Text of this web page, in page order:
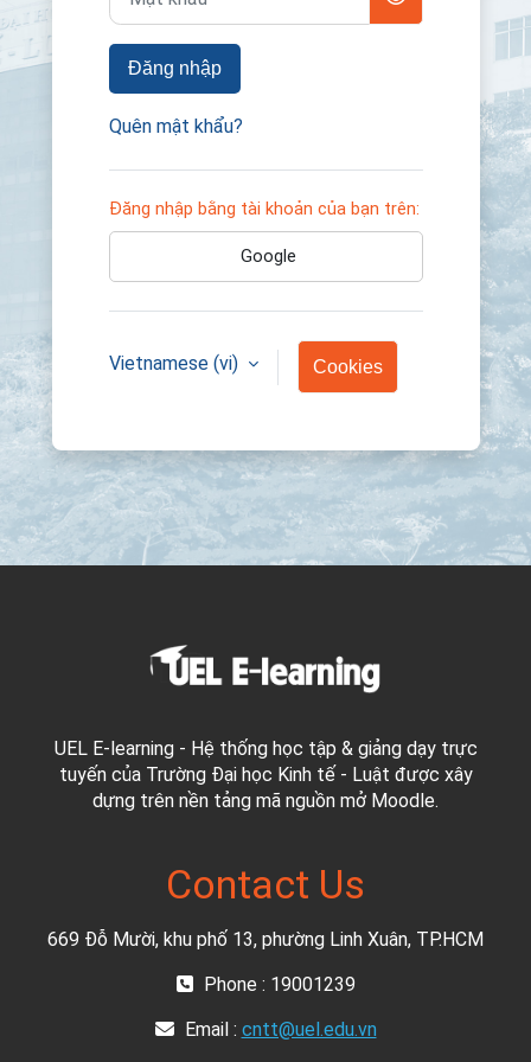
Đăng nhập
Quên mật khẩu?
Đăng nhập bằng tài khoản của bạn trên:
Google
Vietnamese ‎(vi)‎ Cookies
UEL E-learning - Hệ thống học tập & giảng dạy trực
tuyến của Trường Đại học Kinh tế - Luật được xây
dựng trên nền tảng mã nguồn mở Moodle.
Contact Us
669 Đỗ Mười, khu phố 13, phường Linh Xuân, TP.HCM
Phone : 19001239
Email : cntt@uel.edu.vn